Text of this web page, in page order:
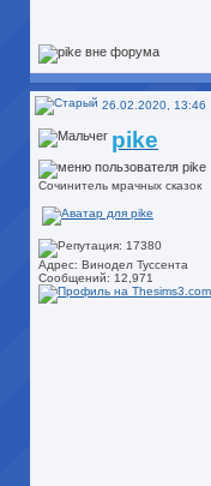
26.02.2020, 13:46
pike
Сочинитель мрачных сказок
Адрес: Винодел Туссента
Сообщений: 12,971